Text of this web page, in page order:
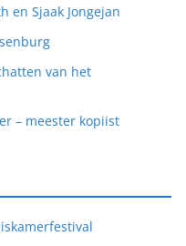
en Sjaak Jongejan
van het
– meester kopiist